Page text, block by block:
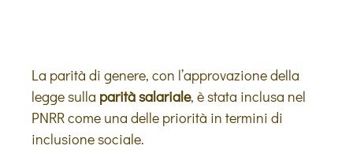
La parità di genere, con l’approvazione della
legge sulla parità salariale, è stata inclusa nel
PNRR come una delle priorità in termini di
inclusione sociale.